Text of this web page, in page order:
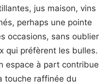
jus maison, vins
perhaps une pointe
occasions, sans oublier
qui préfèrent les bulles.
espace à part contribue
touche raffinée du